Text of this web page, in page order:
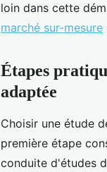
loin dans cette
marché sur-mesure
Étapes
adaptée
Choisir une étude
première étape
conduite d'études